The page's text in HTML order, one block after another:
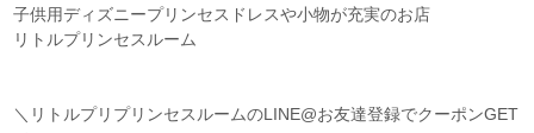
子供用ディズニープリンセスドレスや小物が充実のお店
リトルプリンセスルーム
＼リトルプリプリンセスルームのLINE@お友達登録でクーポンGET